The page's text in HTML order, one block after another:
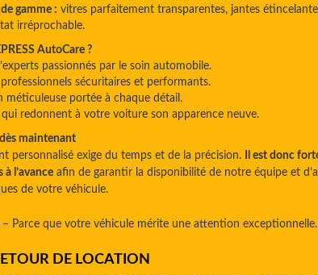
gamme : vitres parfaitement transparentes, jantes
irréprochable.
AutoCare ?
passionnés par le soin automobile.
sécuritaires et performants.
méticuleuse portée à chaque détail.
qui redonnent à votre voiture son apparence neuve.
maintenant
personnalisé exige du temps et de la précision.
Il est donc
l’avance afin de garantir la disponibilité de notre équipe et
de votre véhicule.
– Parce que votre véhicule mérite une attention exceptionnelle.
DE LOCATION